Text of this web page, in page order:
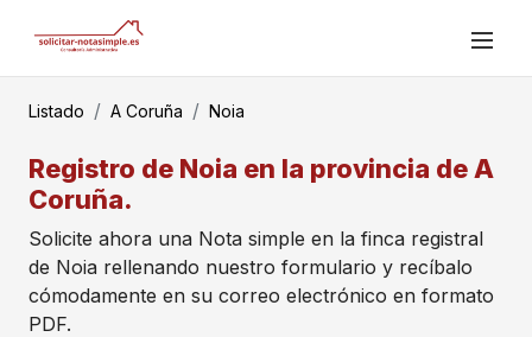
Listado A Coruña Noia
Registro de Noia en la provincia de A
Coruña.
Solicite ahora una Nota simple en la finca registral
de Noia rellenando nuestro formulario y recíbalo
cómodamente en su correo electrónico en formato
PDF.